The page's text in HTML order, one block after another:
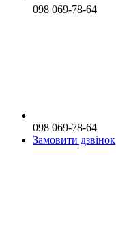
098 069-78-64
098 069-78-64
Замовити дзвінок